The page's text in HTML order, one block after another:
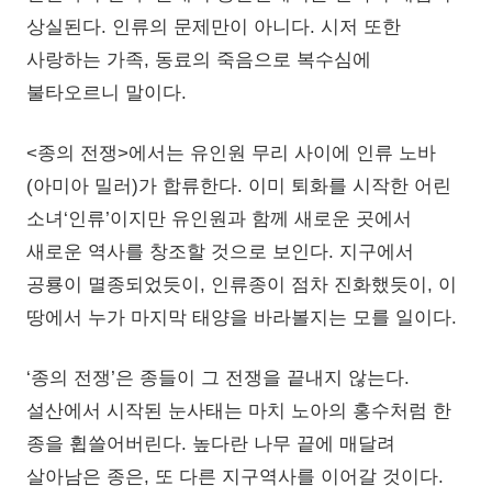
상실된다. 인류의 문제만이 아니다. 시저 또한
사랑하는 가족, 동료의 죽음으로 복수심에
불타오르니 말이다.
<종의 전쟁>에서는 유인원 무리 사이에 인류 노바
(아미아 밀러)가 합류한다. 이미 퇴화를 시작한 어린
소녀‘인류’이지만 유인원과 함께 새로운 곳에서
새로운 역사를 창조할 것으로 보인다. 지구에서
공룡이 멸종되었듯이, 인류종이 점차 진화했듯이, 이
땅에서 누가 마지막 태양을 바라볼지는 모를 일이다.
‘종의 전쟁’은 종들이 그 전쟁을 끝내지 않는다.
설산에서 시작된 눈사태는 마치 노아의 홍수처럼 한
종을 휩쓸어버린다. 높다란 나무 끝에 매달려
살아남은 종은, 또 다른 지구역사를 이어갈 것이다.